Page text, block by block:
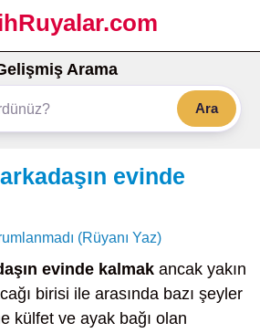
Arama
Ara
evinde
(Rüyanı Yaz)
evinde kalmak ancak yakın
birisi ile arasında bazı şeyler
külfet ve ayak bağı olan